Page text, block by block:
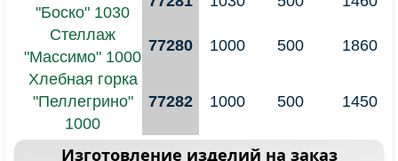
"Боско" 1030
Стеллаж
"Массимо" 1000
77280 1000 500
1860
Хлебная горка
"Пеллегрино"
1000
77282 1000 500 1450
Изготовление изделий на заказ